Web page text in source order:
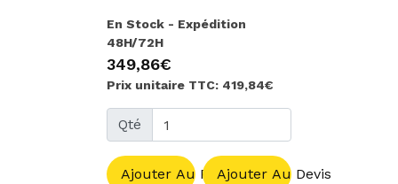
En Stock - Expédition
48H/72H
349,86€
Prix unitaire TTC: 419,84€
Qté
Ajouter Au PanierAjouter Au Devis